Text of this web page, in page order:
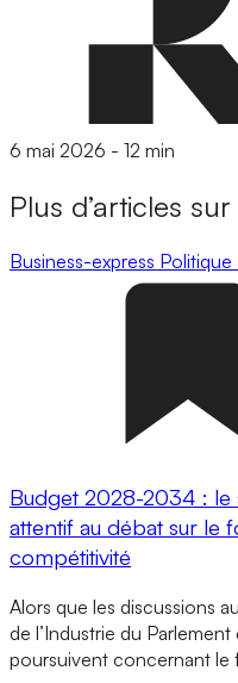
6 mai 2026 - 12 min
Plus d’articles
Business-express Politique
Budget 2028-2034 : le
attentif au débat sur le
compétitivité
Alors que les discussions
de l’Industrie du
poursuivent concernant le